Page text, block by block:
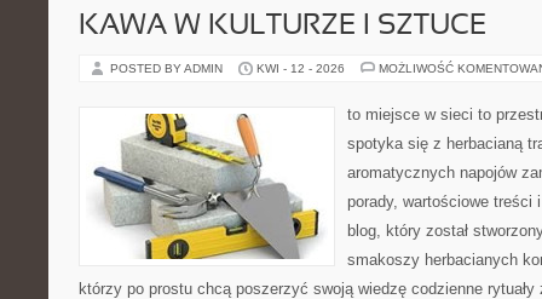
KAWA W KULTURZE I SZTUCE
POSTED BY ADMIN KWI - 12 - 2026 MOŻLIWOŚĆ
to miejsce w sieci to
spotyka się z herbacianą
aromatycznych napojów
porady, wartościowe treści
blog, który został
smakoszy herbacianych
którzy po prostu chcą poszerzyć swoją wiedzę codzienne rytuały